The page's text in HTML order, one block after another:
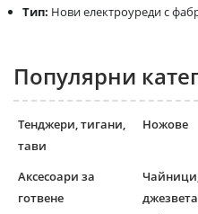
Тип: Нови електроуреди с
Популярни
Тенджери, тигани,
тави
Ножове
Аксесоари за
готвене